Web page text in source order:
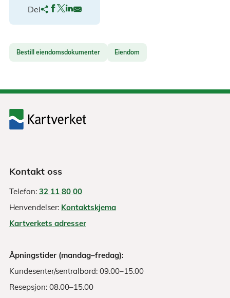
Del
Bestill eiendomsdokumenter Eiendom
Kontakt oss
Telefon: 32 11 80 00
Henvendelser: Kontaktskjema
Kartverkets adresser
Åpningstider (mandag–fredag):
Kundesenter/sentralbord: 09.00–15.00
Resepsjon: 08.00–15.00